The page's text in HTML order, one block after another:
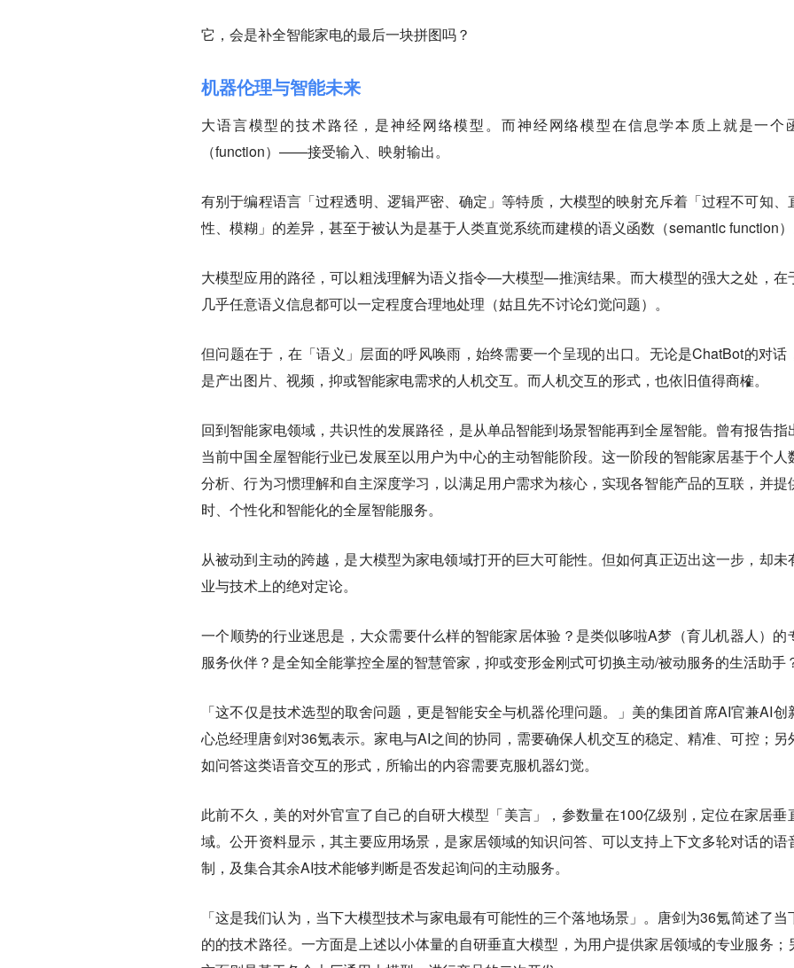
它，会是补全智能家电的最后一块拼图吗？
机器伦理与智能未来
大语言模型的技术路径，是神经网络模型。而神经网络模型在信息学本质上就是一个
（function）——接受输入、映射输出。
有别于编程语言「过程透明、逻辑严密、确定」等特质，大模型的映射充斥着「过程不可知、
性、模糊」的差异，甚至于被认为是基于人类直觉系统而建模的语义函数（semantic function）
大模型应用的路径，可以粗浅理解为语义指令—大模型—推演结果。而大模型的强大之处，在
几乎任意语义信息都可以一定程度合理地处理（姑且先不讨论幻觉问题）。
但问题在于，在「语义」层面的呼风唤雨，始终需要一个呈现的出口。无论是ChatBot的对话
是产出图片、视频，抑或智能家电需求的人机交互。而人机交互的形式，也依旧值得商榷。
回到智能家电领域，共识性的发展路径，是从单品智能到场景智能再到全屋智能。曾有报告指
当前中国全屋智能行业已发展至以用户为中心的主动智能阶段。这一阶段的智能家居基于个人
分析、行为习惯理解和自主深度学习，以满足用户需求为核心，实现各智能产品的互联，并提
时、个性化和智能化的全屋智能服务。
从被动到主动的跨越，是大模型为家电领域打开的巨大可能性。 但如何真正迈出这一步，却未
业与技术上的绝对定论。
一个顺势的行业迷思是，大众需要什么样的智能家居体验？是类似哆啦A梦（育儿机器人）的
服务伙伴？是全知全能掌控全屋的智慧管家，抑或变形金刚式可切换主动/被动服务的生活助手
「这不仅是技术选型的取舍问题，更是智能安全与机器伦理问题。」美的集团首席AI官兼AI创
心总经理唐剑对36氪表示。家电与AI之间的协同，需要确保人机交互的稳定、精准、可控；另
如问答这类语音交互的形式，所输出的内容需要克服机器幻觉。
此前不久，美的对外官宣了自己的自研大模型「美言」，参数量在100亿级别，定位在家居垂
域。公开资料显示，其主要应用场景，是家居领域的知识问答、可以支持上下文多轮对话的语
制，及集合其余AI技术能够判断是否发起询问的主动服务。
「这是我们认为，当下大模型技术与家电最有可能性的三个落地场景」。唐剑为36氪简述了当
的的技术路径。一方面是上述以小体量的自研垂直大模型，为用户提供家居领域的专业服务；